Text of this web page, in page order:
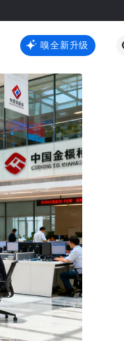
点
嗅全新升级 虎嗅嗅全新升级